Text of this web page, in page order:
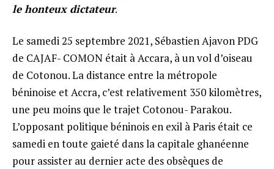
le honteux dictateur.
Le samedi 25 septembre 2021, Sébastien Ajavon PDG
de CAJAF- COMON était à Accara, à un vol d’oiseau
de Cotonou. La distance entre la métropole
béninoise et Accra, c’est relativement 350 kilomètres,
une peu moins que le trajet Cotonou- Parakou.
L’opposant politique béninois en exil à Paris était ce
samedi en toute gaieté dans la capitale ghanéenne
pour assister au dernier acte des obsèques de